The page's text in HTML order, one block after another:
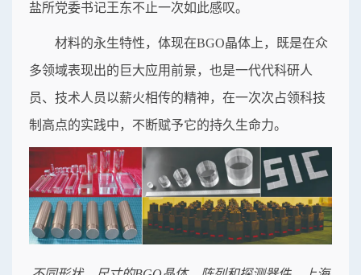
盐所党委书记王东不止一次如此感叹。
材料的永生特性，体现在BGO晶体上，既是在众
多领域表现出的巨大应用前景，也是一代代科研人
员、技术人员以薪火相传的精神，在一次次占领科技
制高点的实践中，不断赋予它的持久生命力。